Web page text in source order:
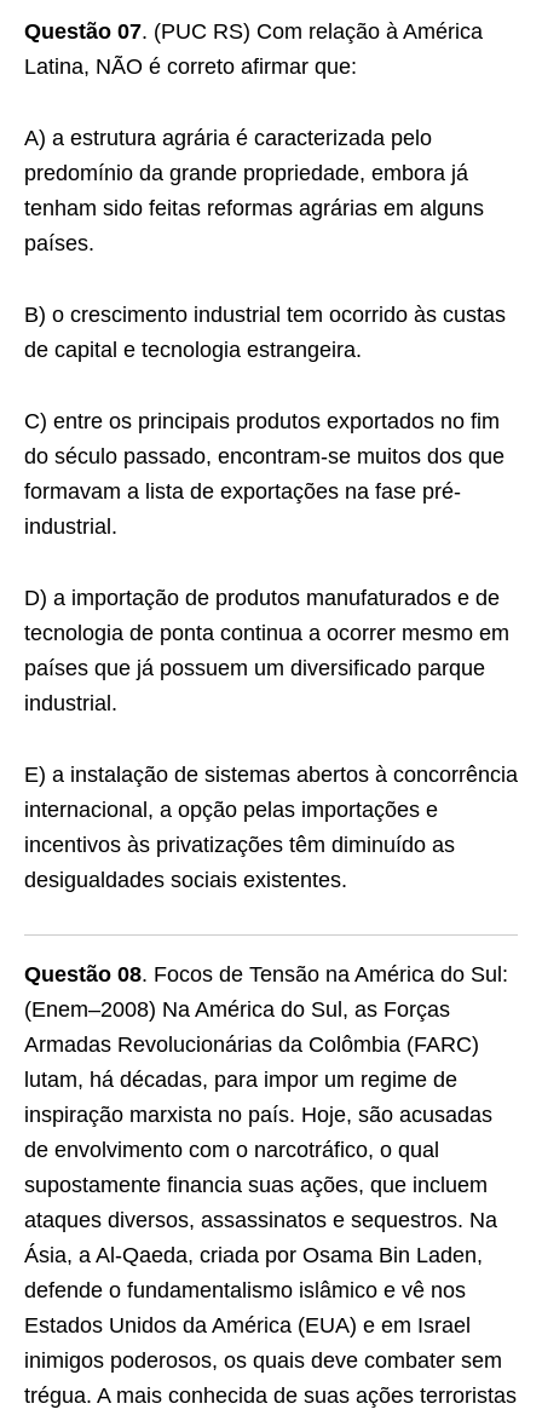
Questão 07. (PUC RS) Com relação à América
Latina, NÃO é correto afirmar que:
A) a estrutura agrária é caracterizada pelo
predomínio da grande propriedade, embora já
tenham sido feitas reformas agrárias em alguns
países.
B) o crescimento industrial tem ocorrido às custas
de capital e tecnologia estrangeira.
C) entre os principais produtos exportados no fim
do século passado, encontram-se muitos dos que
formavam a lista de exportações na fase pré-
industrial.
D) a importação de produtos manufaturados e de
tecnologia de ponta continua a ocorrer mesmo em
países que já possuem um diversificado parque
industrial.
E) a instalação de sistemas abertos à concorrência
internacional, a opção pelas importações e
incentivos às privatizações têm diminuído as
desigualdades sociais existentes.
Questão 08. Focos de Tensão na América do Sul:
(Enem–2008) Na América do Sul, as Forças
Armadas Revolucionárias da Colômbia (FARC)
lutam, há décadas, para impor um regime de
inspiração marxista no país. Hoje, são acusadas
de envolvimento com o narcotráfico, o qual
supostamente financia suas ações, que incluem
ataques diversos, assassinatos e sequestros. Na
Ásia, a Al-Qaeda, criada por Osama Bin Laden,
defende o fundamentalismo islâmico e vê nos
Estados Unidos da América (EUA) e em Israel
inimigos poderosos, os quais deve combater sem
trégua. A mais conhecida de suas ações terroristas